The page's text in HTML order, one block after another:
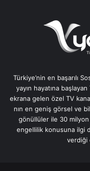
Türkiye’nin en başarılı
yayın hayatına
ekrana gelen özel TV
nın en geniş görsel ve
gönüllüler ile 30
engellilik konusuna ilgi
verdiği